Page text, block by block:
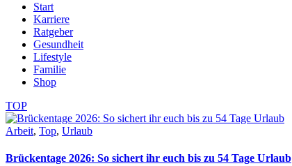
Start
Karriere
Ratgeber
Gesundheit
Lifestyle
Familie
Shop
TOP
Arbeit, Top, Urlaub
Brückentage 2026: So sichert ihr euch bis zu 54 Tage Urlaub